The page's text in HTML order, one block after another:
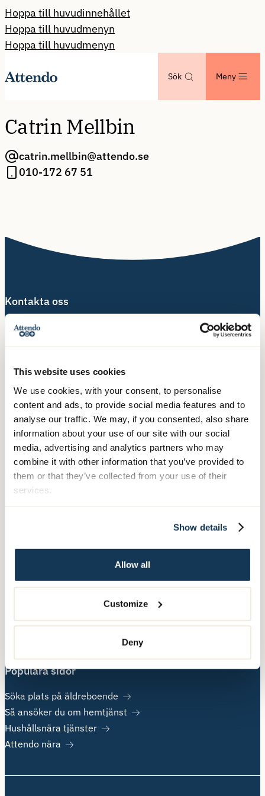
This website uses cookies
We use cookies, with your consent, to personalise
content and ads, to provide social media features and to
analyse our traffic. We may, if you consented, also share
information about your use of our site with our social
media, advertising and analytics partners who may
combine it with other information that you’ve provided to
them or that they’ve collected from your use of their
services.
Show details
Allow all
Customize
Deny
Hoppa till huvudinnehållet
Hoppa till huvudmenyn
Hoppa till huvudmenyn
Sök Meny
Catrin Mellbin
catrin.mellbin@attendo.se
010-172 67 51
Kontakta oss
Telefon:
Hälsingegatan 49
Postadress:
Box 3020, 103 61 Stockholm
Våra tjänster
Nära Vård
Övrig information
Kontakt
Populära sidor
Söka plats på äldreboende
Så ansöker du om hemtjänst
Hushållsnära tjänster
Attendo nära